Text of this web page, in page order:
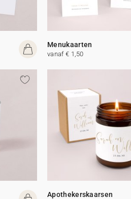
Menukaarten
vanaf € 1,50
Apothekerskaarsen